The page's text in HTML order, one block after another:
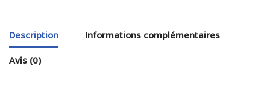
Description Informations complémentaires
Avis (0)